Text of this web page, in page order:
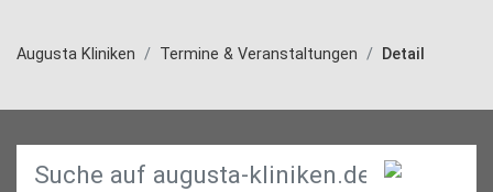
Augusta Kliniken Termine & Veranstaltungen Detail